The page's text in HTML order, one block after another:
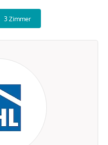
3 Zimmer